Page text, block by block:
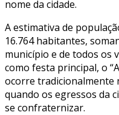
nome da cidade.
A estimativa de
16.764 habitantes,
município e de todos os
como festa principal, o
ocorre tradicionalmente
quando os egressos da
se confraternizar.